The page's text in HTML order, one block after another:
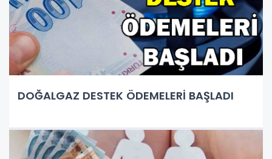
DOĞALGAZ DESTEK ÖDEMELERİ BAŞLADI